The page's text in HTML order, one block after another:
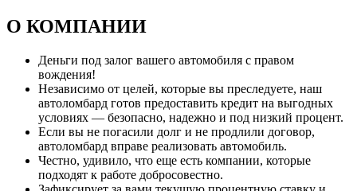
О КОМПАНИИ
Деньги под залог вашего автомобиля с правом
вождения!
Независимо от целей, которые вы преследуете, наш
автоломбард готов предоставить кредит на выгодных
условиях — безопасно, надежно и под низкий процент.
Если вы не погасили долг и не продлили договор,
автоломбард вправе реализовать автомобиль.
Честно, удивило, что еще есть компании, которые
подходят к работе добросовестно.